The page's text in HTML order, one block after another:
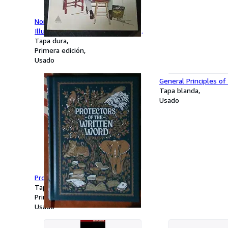
Norman Rockwell Artist And
Illustrator Hardcover 1970 First
Edition
Tapa dura
Primera edición
Usado
Protectors of the Written Word
Tapa dura
Primera edición
Usado
General Principles of
Tapa blanda
Usado